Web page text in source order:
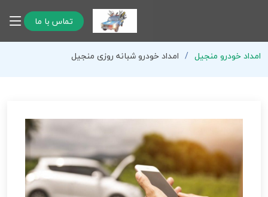
تماس با ما
امداد خودرو منجیل امداد خودرو شبانه روزی منجیل